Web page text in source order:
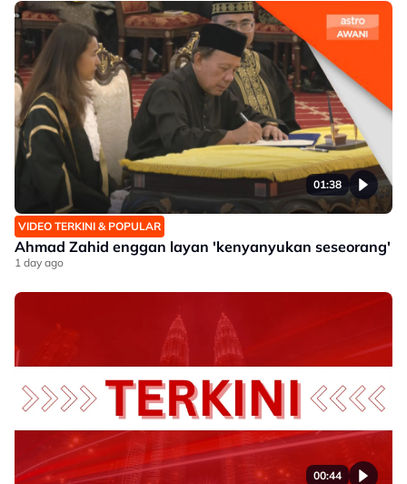
01:38
VIDEO TERKINI & POPULAR
Ahmad Zahid enggan layan 'kenyanyukan seseorang'
1 day ago
00:44